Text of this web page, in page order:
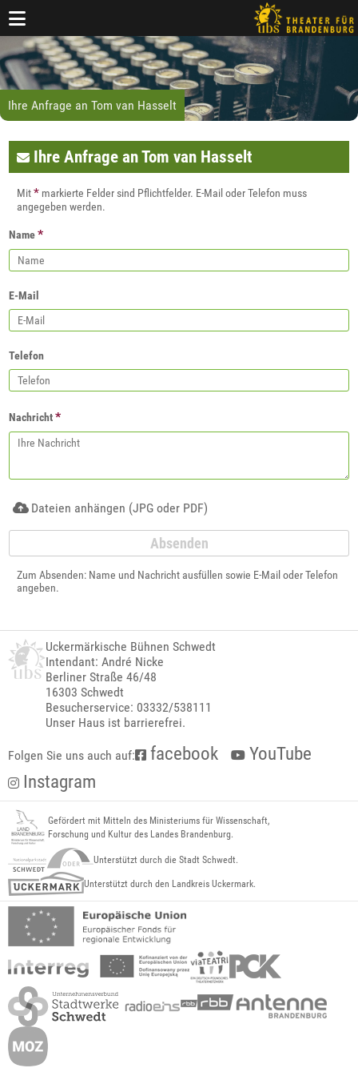
Ihre Anfrage an Tom van Hasselt
Ihre Anfrage an Tom van Hasselt
Mit* markierte Felder sind Pflichtfelder. E-Mail oder Telefon muss
angegeben werden.
Name*
E-Mail
Telefon
Nachricht*
Dateien anhängen (JPG oder PDF)
Zum Absenden: Name und Nachricht ausfüllen sowie E-Mail oder Telefon
angeben.
Uckermärkische Bühnen Schwedt
Intendant: André Nicke
Berliner Straße 46/48
16303 Schwedt
Besucherservice: 03332/538111
Unser Haus ist barrierefrei.
Folgen Sie uns auch auf: facebook
YouTube
Instagram
Gefördert mit Mitteln des Ministeriums für Wissenschaft,
Forschung und Kultur des Landes Brandenburg.
Unterstützt durch die Stadt Schwedt.
Unterstützt durch den Landkreis Uckermark.